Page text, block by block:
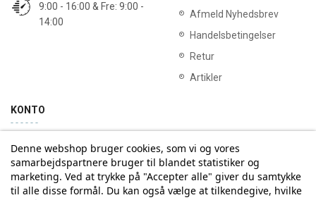
9:00 - 16:00 & Fre: 9:00 -
14:00
Afmeld Nyhedsbrev
Handelsbetingelser
Retur
Artikler
KONTO
Min konto Ordrehistorik
Denne webshop bruger cookies, som vi og vores
samarbejdspartnere bruger til blandet statistiker og
marketing. Ved at trykke på "Accepter alle" giver du samtykke
til alle disse formål. Du kan også vælge at tilkendegive, hvilke